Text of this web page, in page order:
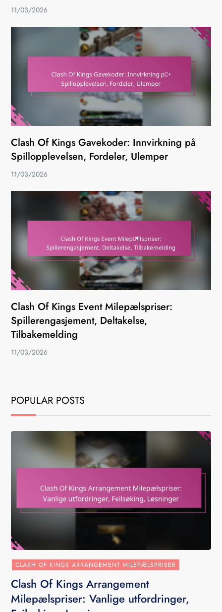
11/03/2026
Clash Of Kings Gavekoder: Innvirkning på
Spillopplevelsen, Fordeler, Ulemper
11/03/2026
Clash Of Kings Event Milepælspriser:
Spillerengasjement, Deltakelse,
Tilbakemelding
11/03/2026
POPULAR POSTS
CLASH OF KINGS ARRANGEMENT MILEPÆLSPRISER
Clash Of Kings Arrangement
Milepælspriser: Vanlige utfordringer,